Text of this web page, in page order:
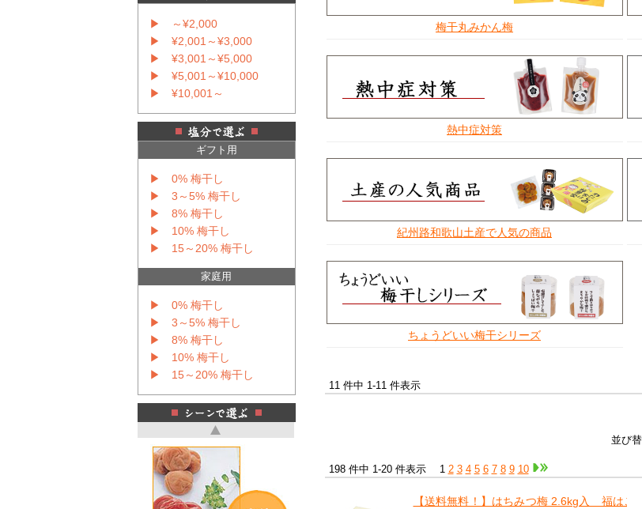
▶ ～¥2,000
▶ ¥2,001～¥3,000
▶ ¥3,001～¥5,000
▶ ¥5,001～¥10,000
▶ ¥10,001～
ギフト用
▶ 0% 梅干し
▶ 3～5% 梅干し
▶ 8% 梅干し
▶ 10% 梅干し
▶ 15～20% 梅干し
家庭用
▶ 0% 梅干し
▶ 3～5% 梅干し
▶ 8% 梅干し
▶ 10% 梅干し
▶ 15～20% 梅干し
梅干丸みかん梅
熱中症対策
紀州路和歌山土産で人気の商品
ちょうどいい梅干シリーズ
11 件中 1-11 件表示
並び替
198 件中 1-20 件表示 1 2 3 4 5 6 7 8 9 10
【送料無料！】 はちみつ梅 2.6kg入 福はこび